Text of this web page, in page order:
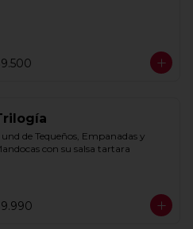
und de Tequeños, Empanadas y
con su salsa tartara